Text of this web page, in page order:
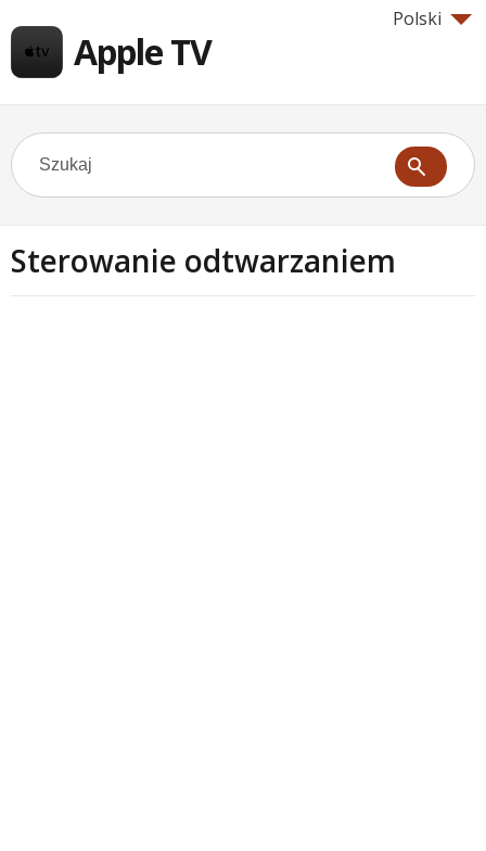
Polski
Apple TV
Sterowanie odtwarzaniem